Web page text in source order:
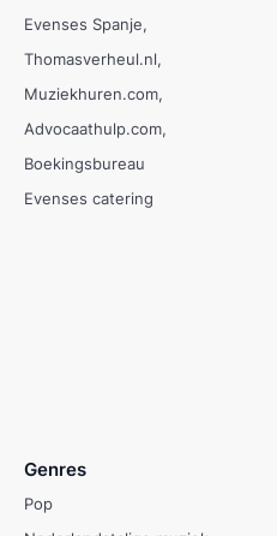
Evenses Spanje
Thomasverheul.nl
Muziekhuren.com
Advocaathulp.com
Boekingsbureau
Evenses catering
Genres
Pop